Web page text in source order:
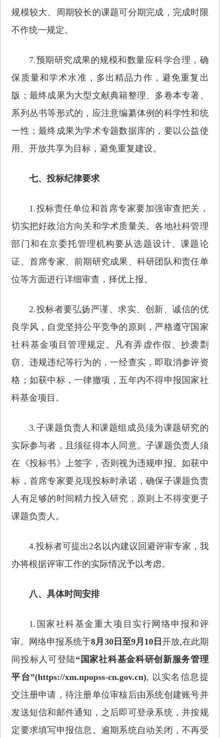
规模较大、周期较长的课题可分期完成，完成时限
不作统一规定。
7.预期研究成果的规模和数量应科学合理，确
保质量和学术水准，多出精品力作，避免重复出
版；最终成果为大型文献典籍整理、多卷本专著、
系列丛书等形式的，应注意编纂体例的科学性和统
一性；最终成果为学术专题数据库的，要以公益使
用、开放共享为目标，避免重复建设。
七、投标纪律要求
1.投标责任单位和首席专家要加强审查把关，
切实把好政治方向关和学术质量关。各地社科管理
部门和在京委托管理机构要从选题设计、课题论
证、首席专家、前期研究成果、科研团队和责任单
位等方面进行详细审查，择优上报。
2.投标者要弘扬严谨、求实、创新、诚信的优
良学风，自觉坚持公平竞争的原则，严格遵守国家
社科基金项目管理规定。凡有弄虚作假、抄袭剽
窃、违规违纪等行为的，一经查实，即取消参评资
格；如获中标，一律撤项，五年内不得申报国家社
科基金项目。
3.子课题负责人和课题组成员须为课题研究的
实际参与者，且须征得本人同意。子课题负责人须
在《投标书》上签字，否则视为违规申报。如获中
标，首席专家要兑现投标时承诺，确保子课题负责
人有足够的时间精力投入研究，原则上不得变更子
课题负责人。
4.投标者可提出2名以内建议回避评审专家，我
办将根据评审工作的实际情况予以考虑。
八、具体时间安排
1.国家社科基金重大项目实行网络申报和评
审。网络申报系统于8月30日至9月10日 开放,在此期
间投标人可登陆“国家社科基金科研创新服务管理
平台”(https://xm.npopss-cn.gov.cn), 以实名信息提
交注册申请，待注册单位审核后由系统创建账号并
发送短信和邮件通知，之后即可登录系统，并按规
定要求填写申报信息。逾期系统自动关闭，不再受